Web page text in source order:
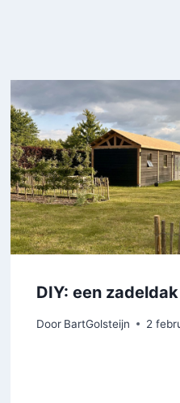
DIY: een
Door BartGolsteijn 2